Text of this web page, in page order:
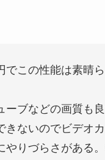
でこの性能は素晴
ーブなどの画質も良
きないのでビデオ
やりづらさがある